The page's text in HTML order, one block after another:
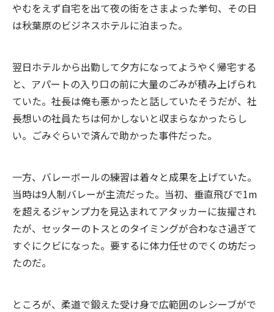
やむをえず自宅を出て夜の街をさまよった挙句、その日
は秋葉原のビジネスホテルに泊まった。
翌日ホテルから出勤して夕方になってようやく帰宅する
と、アパートの入り口の前に大量のごみが積み上げられ
ていた。社長は俺も悪かったと話していたそうだが、社
長想いの社員たちは何かしないと収まらなかったらし
い。ごみぐらいで済んで助かった事件だった。
一方、バレーボールの練習は着々と成果を上げていた。
当時は9人制バレーが主流だった。当初、垂直飛びで1m
を超えるジャンプ力を見込まれてアタッカーに抜擢され
たが、セッターのトスとのタイミングが合わなさ過ぎて
すぐにクビになった。要するに体力任せのでくの坊だっ
たのだ。
ところが、柔道で鍛えた受け身で広範囲のレシーブがで